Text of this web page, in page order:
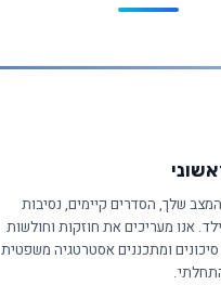
שלך, הסדרים קיימים, נסיבות
אנו מעריכים את חוזקות וחולשות
ומתכננים אסטרטגיה משפטית